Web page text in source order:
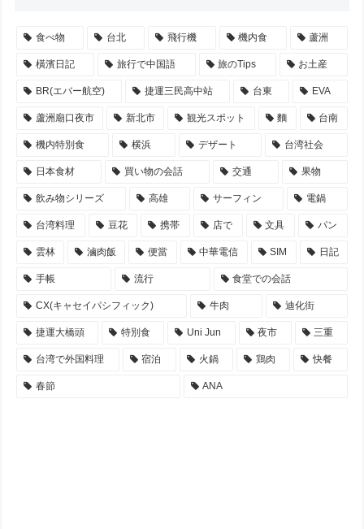
食べ物 台北 飛行機 機内食 蘆洲
橫濱日記 旅行で中国語 旅のTips お土産
BR(エバー航空) 捷運三民高中站 台東 EVA
蘆洲廟口夜市 新北市 観光スポット 麵 台南
機内特別食 横浜 デザート 台湾社会
日本食材 買い物の会話 交通 果物
飲み物シリーズ 高雄 サーフィン 電鍋
台湾料理 豆花 携帯 店で 文具 パン
雲林 滷肉飯 便當 中華電信 SIM 日記
手帳 流行 食堂での会話
CX(キャセイパシフィック) 牛肉 迪化街
捷運大橋頭 特別食 Uni Jun 夜市 三重
台湾で外国料理 宿泊 火鍋 鶏肉 快餐
春節 ANA